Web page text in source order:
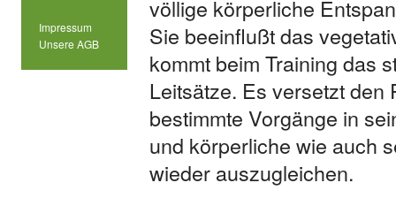
Impressum
Unsere AGB
völlige körperliche
Sie beeinflußt das
kommt beim Training das
Leitsätze. Es versetzt den
bestimmte Vorgänge in
und körperliche wie auch
wieder auszugleichen.